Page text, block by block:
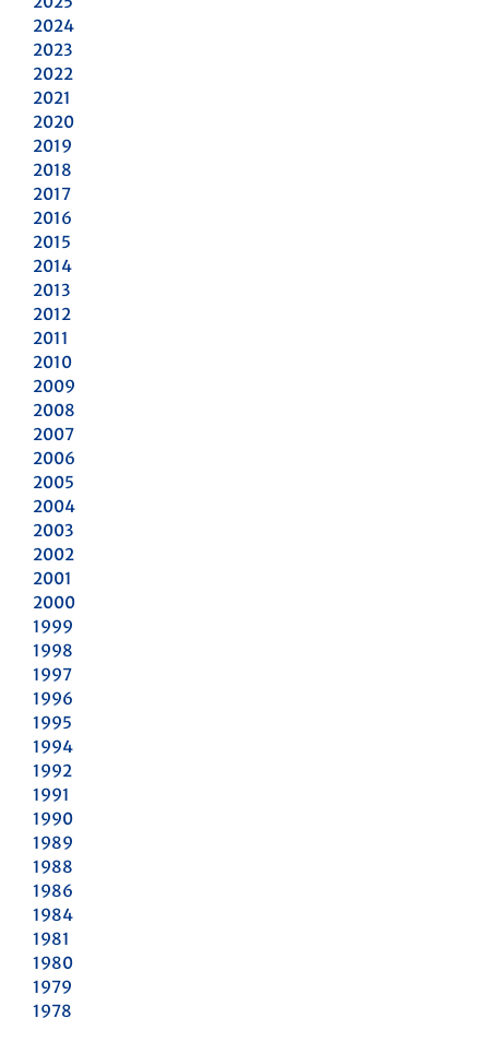
2024
2023
2022
2021
2020
2019
2018
2017
2016
2015
2014
2013
2012
2011
2010
2009
2008
2007
2006
2005
2004
2003
2002
2001
2000
1999
1998
1997
1996
1995
1994
1992
1991
1990
1989
1988
1986
1984
1981
1980
1979
1978